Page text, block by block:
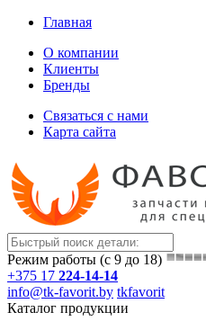
Главная
О компании
Клиенты
Бренды
Связаться с нами
Карта сайта
Режим работы (с 9 до 18)
+375 17 224-14-14
info@tk-favorit.by tkfavorit
Каталог продукции